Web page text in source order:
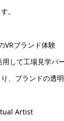
。
VRブランド体験
用して工場見学
、ブランドの透
Artist